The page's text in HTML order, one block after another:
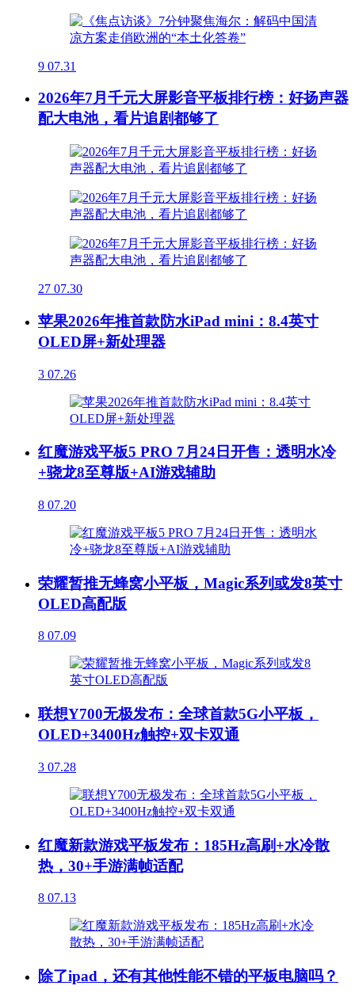
9 07.31
2026年7月千元大屏影音平板排行榜：好扬声器
配大电池，看片追剧都够了
27 07.30
苹果2026年推首款防水iPad mini：8.4英寸
OLED屏+新处理器
3 07.26
红魔游戏平板5 PRO 7月24日开售：透明水冷
+骁龙8至尊版+AI游戏辅助
8 07.20
荣耀暂推无蜂窝小平板，Magic系列或发8英寸
OLED高配版
8 07.09
联想Y700无极发布：全球首款5G小平板，
OLED+3400Hz触控+双卡双通
3 07.28
红魔新款游戏平板发布：185Hz高刷+水冷散
热，30+手游满帧适配
8 07.13
除了ipad，还有其他性能不错的平板电脑吗？